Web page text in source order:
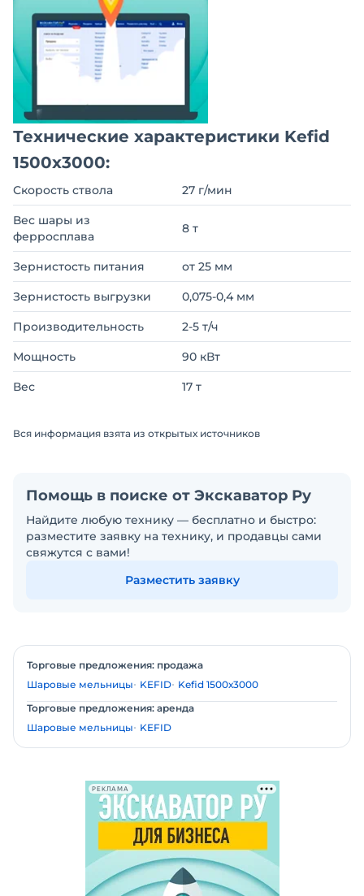
Технические характеристики Kefid
1500х3000:
Скорость ствола 27 г/мин
Вес шары из
ферросплава
8 т
Зернистость питания от 25 мм
Зернистость выгрузки 0,075-0,4 мм
Производительность 2-5 т/ч
Мощность 90 кВт
Вес 17 т
Вся информация взята из открытых источников
Помощь в поиске от Экскаватор Ру
Найдите любую технику — бесплатно и быстро:
разместите заявку на технику, и продавцы сами
свяжутся с вами!
Разместить заявку
Торговые предложения: продажа
Шаровые мельницы
KEFID Kefid 1500х3000
Торговые предложения: аренда
Шаровые мельницы
KEFID
РЕКЛАМА